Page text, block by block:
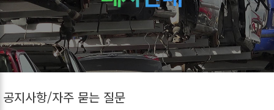
공지사항/자주 묻는 질문